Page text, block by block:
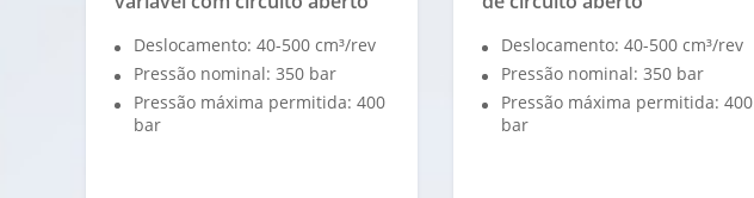
Deslocamento: 40-500 cm³/rev
Pressão nominal: 350 bar
Pressão máxima permitida: 400
bar
Deslocamento: 40-500 cm³/rev
Pressão nominal: 350 bar
Pressão máxima permitida: 400
bar